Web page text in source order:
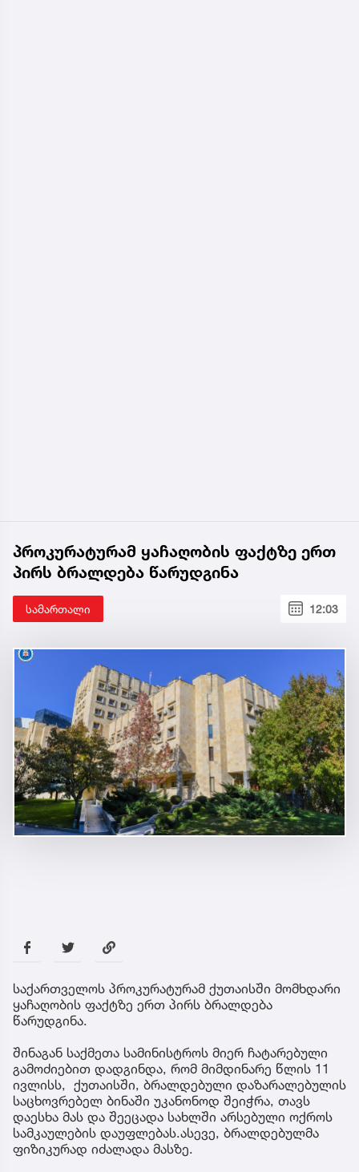
პროკურატურამ ყაჩაღობის ფაქტზე ერთ
პირს ბრალდება წარუდგინა
სამართალი 12:03
საქართველოს პროკურატურამ ქუთაისში მომხდარი
ყაჩაღობის ფაქტზე ერთ პირს ბრალდება
წარუდგინა.
შინაგან საქმეთა სამინისტროს მიერ ჩატარებული
გამოძიებით დადგინდა, რომ მიმდინარე წლის 11
ივლისს, ქუთაისში, ბრალდებული დაზარალებულის
საცხოვრებელ ბინაში უკანონოდ შეიჭრა, თავს
დაესხა მას და შეეცადა სახლში არსებული ოქროს
სამკაულების დაუფლებას.ასევე, ბრალდებულმა
ფიზიკურად იძალადა მასზე.